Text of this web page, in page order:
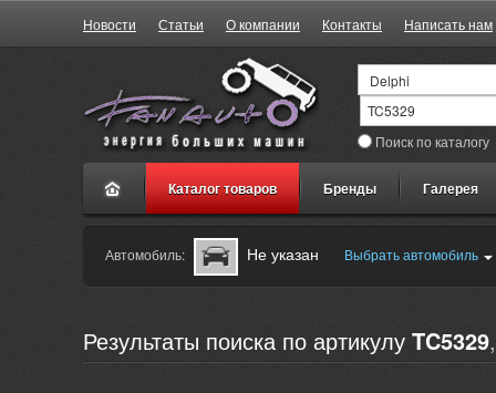
Новости Статьи О компании Контакты Написать нам
Поиск по каталогу
Каталог товаров Бренды Галерея
Автомобиль: Не указан Выбрать автомобиль
Результаты поиска по артикулу TC5329